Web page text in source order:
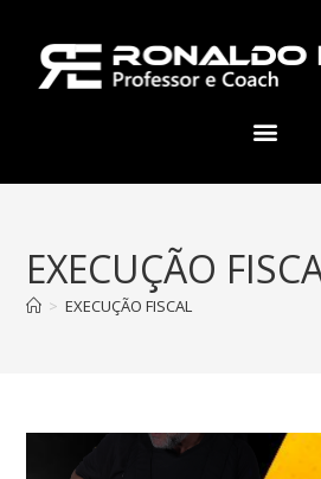
EXECUÇÃO
> EXECUÇÃO FISCAL